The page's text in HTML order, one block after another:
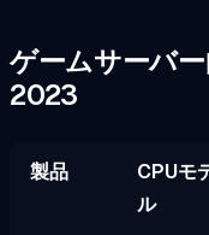
ゲームサーバ
2023
製品
CPUモ
ル